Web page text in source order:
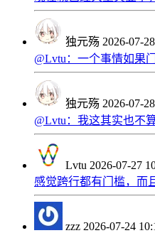
独元殇 2026-07-
@Lvtu：一个事情如果
独元殇 2026-07-
@Lvtu：我这其实也不
Lvtu 2026-07-27
感觉跨行都有门槛，而
zzz 2026-07-24